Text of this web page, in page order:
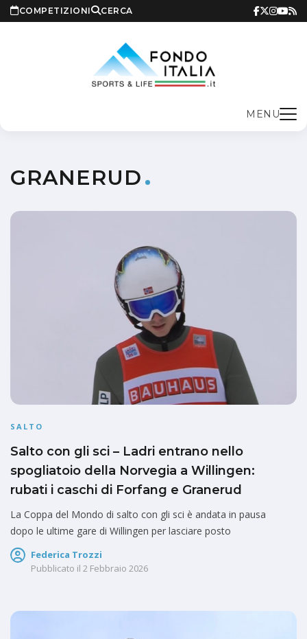
COMPETIZIONI CERCA
MENU
GRANERUD
SALTO
Salto con gli sci – Ladri entrano nello
spogliatoio della Norvegia a Willingen:
rubati i caschi di Forfang e Granerud
La Coppa del Mondo di salto con gli sci è andata in pausa
dopo le ultime gare di Willingen per lasciare posto
Federica Trozzi
Pubblicato il 2 Febbraio 2026